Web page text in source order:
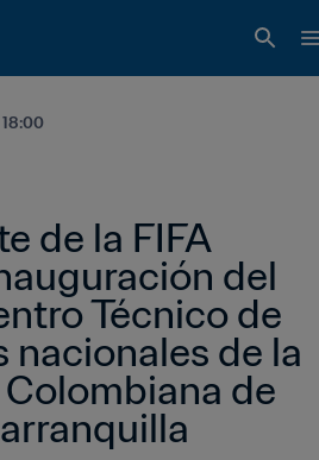
de la FIFA
del
Técnico de
nacionales de la
de